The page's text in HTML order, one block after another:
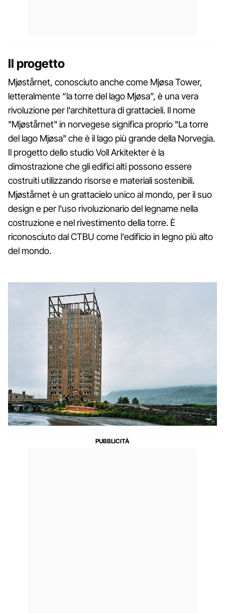
Il progetto
Mjøstårnet, conosciuto anche come Mjøsa Tower,
letteralmente “la torre del lago Mjøsa”, è una vera
rivoluzione per l'architettura di grattacieli. Il nome
"Mjøstårnet" in norvegese significa proprio "La torre
del lago Mjøsa" che è il lago più grande della Norvegia.
Il progetto dello studio Voll Arkitekter è la
dimostrazione che gli edifici alti possono essere
costruiti utilizzando risorse e materiali sostenibili.
Mjøstårnet è un grattacielo unico al mondo, per il suo
design e per l'uso rivoluzionario del legname nella
costruzione e nel rivestimento della torre. È
riconosciuto dal CTBU come l'edificio in legno più alto
del mondo.